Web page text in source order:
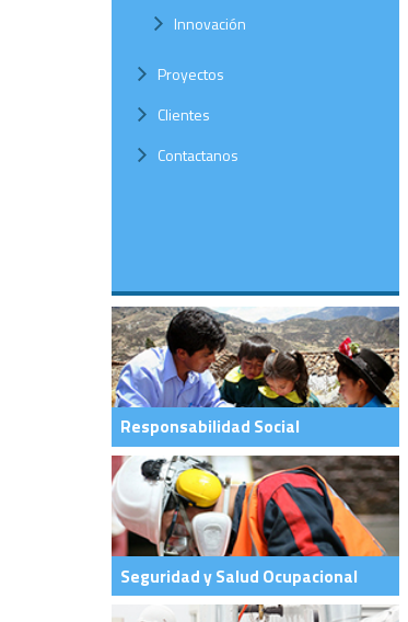
Innovación
Proyectos
Clientes
Contactanos
Responsabilidad Social
Seguridad y Salud Ocupacional